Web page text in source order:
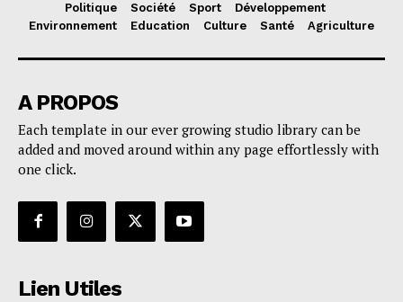
Politique Société Sport
Développement
Environnement
Education Culture Santé Agriculture
A PROPOS
Each template in our ever growing studio library can be
added and moved around within any page effortlessly with
one click.
Lien Utiles